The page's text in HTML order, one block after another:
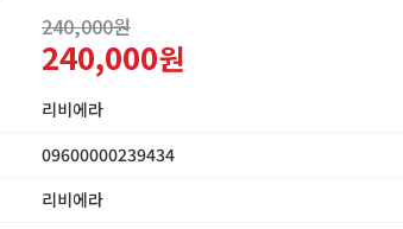
240,000원
240,000원
리비에라
09600000239434
리비에라